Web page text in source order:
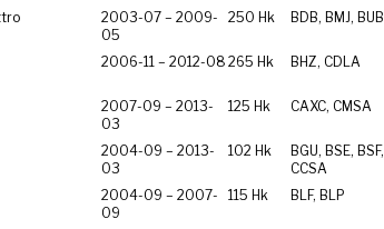
2003-07 – 2009-
05
250 Hk BDB, BMJ, BUB
2006-11 – 2012-08 265 Hk BHZ, CDLA
2007-09 – 2013-
03
125 Hk CAXC, CMSA
2004-09 – 2013-
03
102 Hk
BGU, BSE, BSF,
CCSA
2004-09 – 2007-
09
115 Hk BLF, BLP